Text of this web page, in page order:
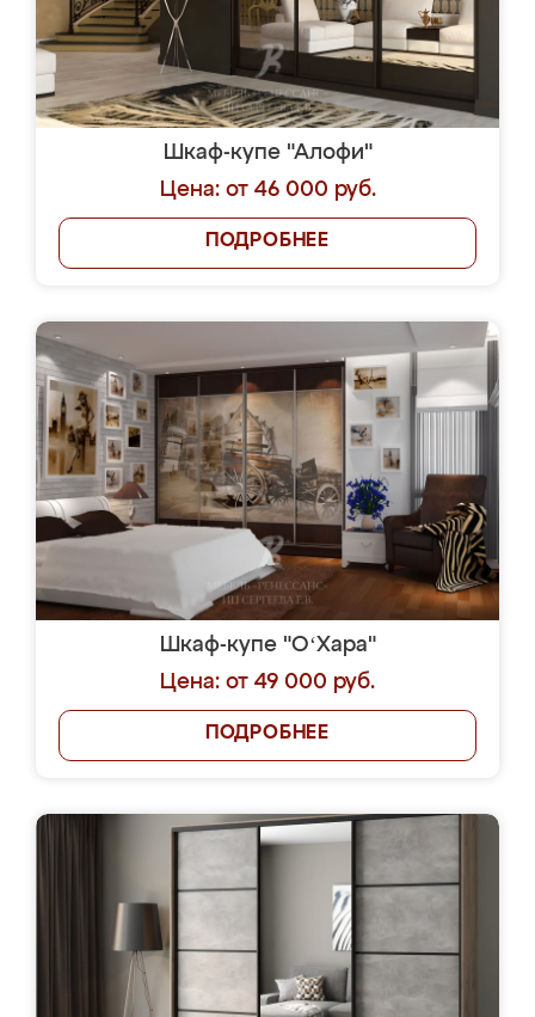
Шкаф-купе "Алофи"
Цена: от 46 000 руб.
ПОДРОБНЕЕ
Шкаф-купе "OʻХара"
Цена: от 49 000 руб.
ПОДРОБНЕЕ